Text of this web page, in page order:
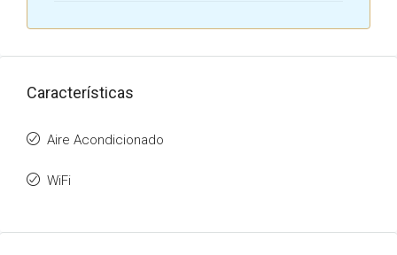
Características
Aire Acondicionado
WiFi